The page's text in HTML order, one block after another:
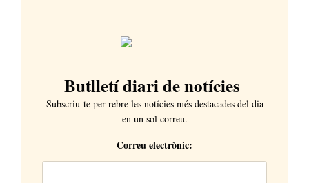
Butlletí diari de notícies
Subscriu-te per rebre les notícies més destacades del dia
en un sol correu.
Correu electrònic: